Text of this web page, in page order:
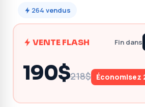
264 vendus
VENTE FLASH Fin dans
190$218$ Économisez